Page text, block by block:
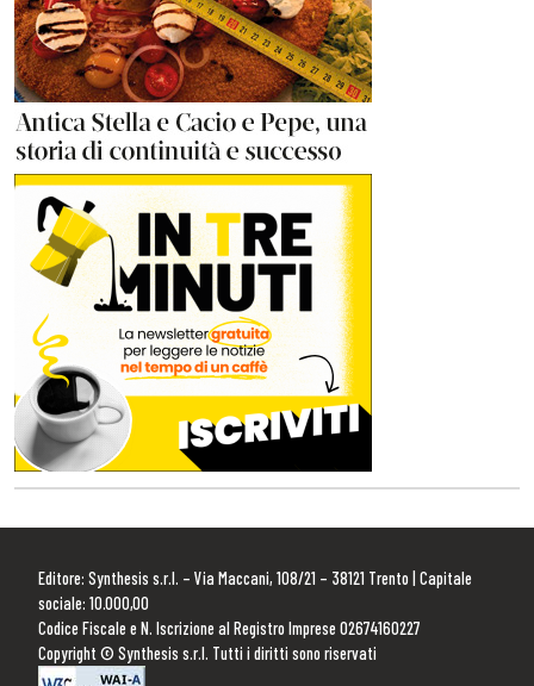
Editore: Synthesis s.r.l. – Via Maccani, 108/21 – 38121 Trento | Capitale
sociale: 10.000,00
Codice Fiscale e N. Iscrizione al Registro Imprese 02674160227
Copyright © Synthesis s.r.l. Tutti i diritti sono riservati